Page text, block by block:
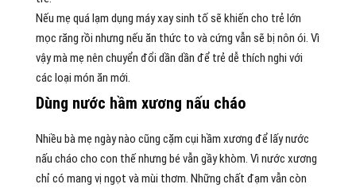
Nếu mẹ quá lạm dụng máy xay sinh tố sẽ khiến cho trẻ lớn
mọc răng rồi nhưng nếu ăn thức to và cứng vẫn sẽ bị nôn ói. Vì
vậy mà mẹ nên chuyển đổi dần dần để trẻ dễ thích nghi với
các loại món ăn mới.
Dùng nước hầm xương nấu cháo
Nhiều bà mẹ ngày nào cũng cặm cụi hầm xương để lấy nước
nấu cháo cho con thế nhưng bé vẫn gầy khòm. Vì nước xương
chỉ có mang vị ngọt và mùi thơm. Những chất đạm vẫn còn